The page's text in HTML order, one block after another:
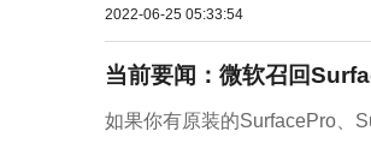
2022-06-25 05:33:54
当前要闻：微软召回
如果你有原装的SurfacePro、